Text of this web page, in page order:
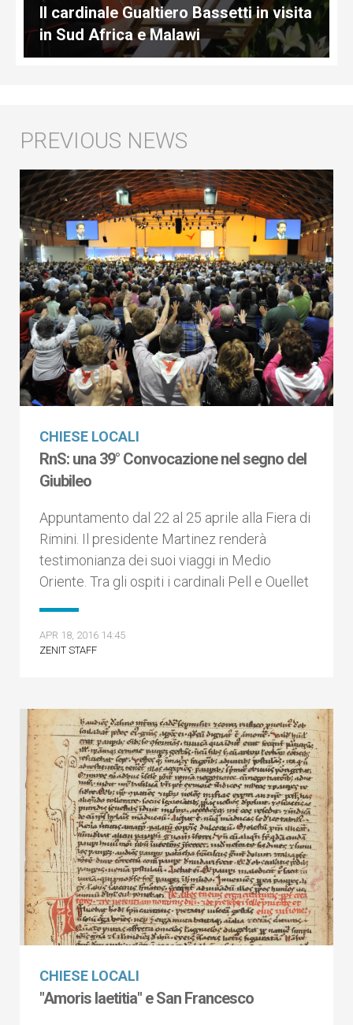
Il cardinale Gualtiero Bassetti in visita
in Sud Africa e Malawi
CHIESE LOCALI
RnS: una 39° Convocazione nel segno del
Giubileo
Appuntamento dal 22 al 25 aprile alla Fiera di
Rimini. Il presidente Martinez renderà
testimonianza dei suoi viaggi in Medio
Oriente. Tra gli ospiti i cardinali Pell e Ouellet
APR 18, 2016 14:45
ZENIT STAFF
CHIESE LOCALI
"Amoris laetitia" e San Francesco